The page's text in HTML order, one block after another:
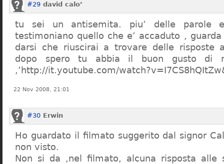
#29 david calo’
tu sei un antisemita. piu’ delle parole
testimoniano quello che e’ accaduto , guarda
darsi che riuscirai a trovare delle risposte
dopo spero tu abbia il buon gusto di
,’http://it.youtube.com/
22 Nov 2008, 21:01
#30 Erwin
Ho guardato il filmato suggerito dal signor
non visto.
Non si da ,nel filmato, alcuna risposta alle